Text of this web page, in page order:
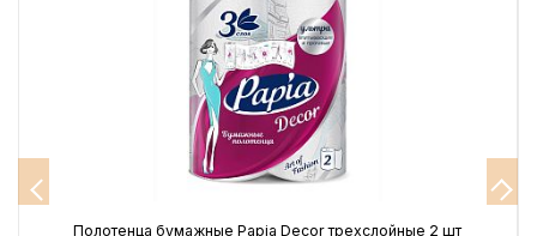
Полотенца бумажные Papia Decor трехслойные 2 шт